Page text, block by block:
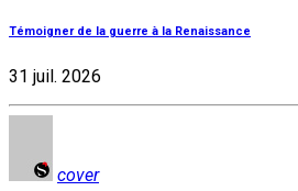
Témoigner de la guerre à la Renaissance
31 juil. 2026
cover